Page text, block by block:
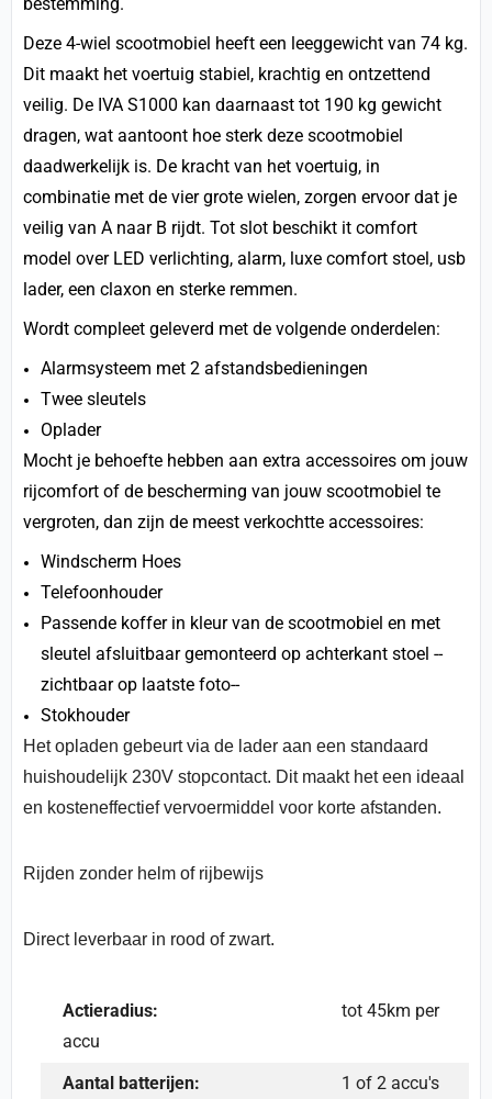
Deze 4-wiel scootmobiel heeft een leeggewicht van 74 kg.
Dit maakt het voertuig stabiel, krachtig en ontzettend
veilig. De IVA S1000 kan daarnaast tot 190 kg gewicht
dragen, wat aantoont hoe sterk deze scootmobiel
daadwerkelijk is. De kracht van het voertuig, in
combinatie met de vier grote wielen, zorgen ervoor dat je
veilig van A naar B rijdt. Tot slot beschikt it comfort
model over LED verlichting, alarm, luxe comfort stoel, usb
lader, een claxon en sterke remmen.
Wordt compleet geleverd met de volgende onderdelen:
Alarmsysteem met 2 afstandsbedieningen
Twee sleutels
Oplader
Mocht je behoefte hebben aan extra accessoires om jouw
rijcomfort of de bescherming van jouw scootmobiel te
vergroten, dan zijn de meest verkochtte accessoires:
Windscherm Hoes
Telefoonhouder
Passende koffer in kleur van de scootmobiel en met
sleutel afsluitbaar gemonteerd op achterkant stoel --
zichtbaar op laatste foto--
Stokhouder
Het opladen gebeurt via de lader aan een standaard
huishoudelijk 230V stopcontact. Dit maakt het een ideaal
en kosteneffectief vervoermiddel voor korte afstanden.
Rijden zonder helm of rijbewijs
Direct leverbaar in rood of zwart.
Actieradius:
tot 45km per
accu
Aantal batterijen:
1 of 2 accu's